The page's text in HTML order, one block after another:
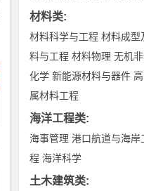
材料类:
材料科学与工程 材料成型
料与工程 材料物理 无机
化学 新能源材料与器件
属材料工程
海洋工程类:
海事管理 港口航道与海岸
程 海洋科学
土木建筑类: